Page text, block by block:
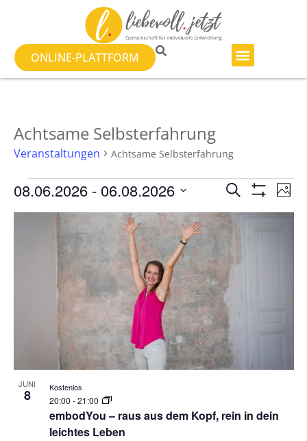
ONLINE-PLATTFORM
Achtsame Selbsterfahrung
Veranstaltungen Achtsame Selbsterfahrung
Suche
und
SUCHE FOTO
08.06.2026 - 06.08.2026
auswählen.
Veranstaltungen
Photo
View
JUNI
8
embodYou – raus aus dem Kopf, rein in dein
leichtes Leben
20:00 -21:00
Kostenlos